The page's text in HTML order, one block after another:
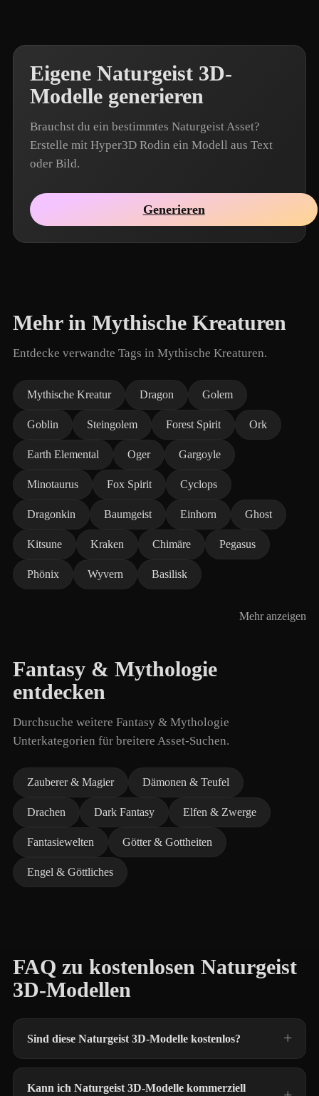
Eigene Naturgeist 3D-
Modelle generieren
Brauchst du ein bestimmtes Naturgeist Asset?
Erstelle mit Hyper3D Rodin ein Modell aus Text
oder Bild.
Generieren
Mehr in Mythische Kreaturen
Entdecke verwandte Tags in Mythische Kreaturen.
Mythische Kreatur Dragon Golem
Goblin Steingolem Forest Spirit Ork
Earth Elemental Oger Gargoyle
Minotaurus Fox Spirit Cyclops
Dragonkin Baumgeist Einhorn Ghost
Kitsune Kraken Chimäre Pegasus
Phönix Wyvern Basilisk
Mehr anzeigen
Fantasy & Mythologie
entdecken
Durchsuche weitere Fantasy & Mythologie
Unterkategorien für breitere Asset-Suchen.
Zauberer & Magier Dämonen & Teufel
Drachen Dark Fantasy Elfen & Zwerge
Fantasiewelten Götter & Gottheiten
Engel & Göttliches
FAQ zu kostenlosen Naturgeist
3D-Modellen
Sind diese Naturgeist 3D-Modelle kostenlos?
Kann ich Naturgeist 3D-Modelle kommerziell